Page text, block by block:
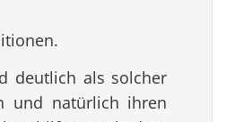
deutlich als solcher
und natürlich ihren